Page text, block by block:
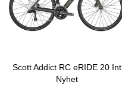
Scott Addict RC eRIDE 20 Int
Nyhet